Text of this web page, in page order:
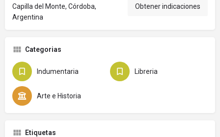
Capilla del Monte, Córdoba,
Argentina
Obtener indicaciones
Categorias
Indumentaria Libreria
Arte e Historia
Etiquetas